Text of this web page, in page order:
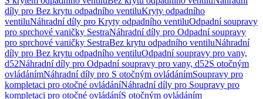
díly pro Bez krytu odpadního ventiluKryty odpadního
ventiluNáhradní díly pro Kryty odpadního ventiluOdpadní soupravy
pro sprchové vaničky SestraNáhradní díly pro Odpadní soupravy
pro sprchové vaničky SestraBez krytu odpadního ventiluNáhradní
díly pro Bez krytu odpadního ventiluOdpadní soupravy pro vany,
d52Náhradní díly pro Odpadní soupravy pro vany, d52S otočným
ovládánímNáhradní díly pro S otočným ovládánímSoupravy pro
kompletaci pro otočné ovládáníNáhradní díly pro Soupravy pro
kompletaci pro otočné ovládáníS otočným ovládáním